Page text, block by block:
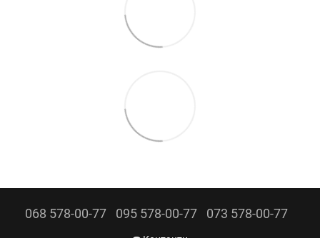
068 578-00-77 095 578-00-77 073 578-00-77